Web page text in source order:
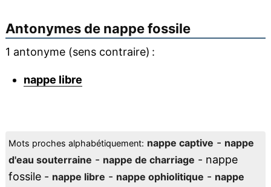
Antonymes de nappe fossile
1 antonyme (sens contraire) :
nappe libre
Mots proches alphabétiquement: nappe captive - nappe
d'eau souterraine - nappe de charriage - nappe
fossile - nappe libre - nappe ophiolitique - nappe